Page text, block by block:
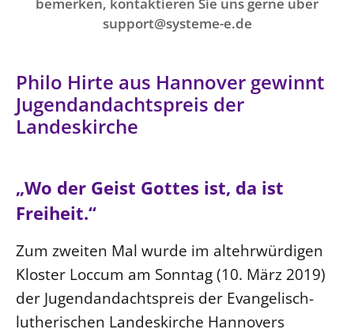
support@systeme-e.de
Philo Hirte aus Hannover gewinnt
Jugendandachtspreis der
Landeskirche
„Wo der Geist Gottes ist, da ist
Freiheit.“
Zum zweiten Mal wurde im altehrwürdigen
Kloster Loccum am Sonntag (10. März 2019)
der Jugendandachtspreis der Evangelisch-
lutherischen Landeskirche Hannovers
Kirche und Finanzen
LANDESKIRCHENAMT
Willkommen
Rechnungsprüfungsamt
Fachstelle Sexualisierte Gewalt
Beschwerdestellen
Kirchenämter
Gleichstellung
Datenschutz
Evangelische Kirche
Glaubensbekenntnis
Positionen
Ökumene
Gegen Gewalt
Nachhaltigkeit
Erneuerbare Energien
Mobilität
Gebäude
Impressum
Kontakt
Barrierefreiheit
Presse
Suche